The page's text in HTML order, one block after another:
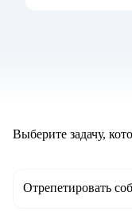
Выберите задачу,
Отрепетировать